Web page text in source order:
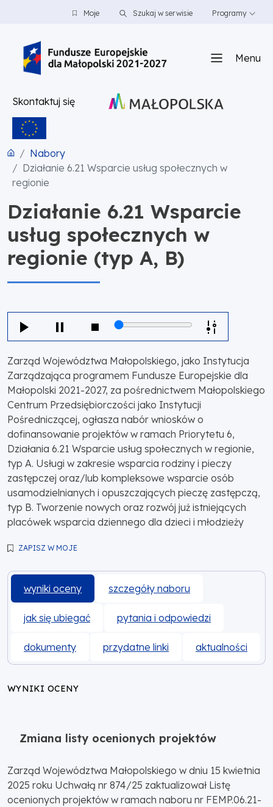
PRZEJDŹ DO TREŚCI
PRZEJDŹ DO MENUMoje Szukaj w serwisie Programy
Menu
Skontaktuj się
Nabory
Działanie 6.21 Wsparcie usług społecznych w
regionie
Działanie 6.21 Wsparcie
usług społecznych w
regionie (typ A, B)
Zarząd Województwa Małopolskiego, jako Instytucja
Zarządzająca programem Fundusze Europejskie dla
Małopolski 2021-2027, za pośrednictwem Małopolskiego
Centrum Przedsiębiorczości jako Instytucji
Pośredniczącej, ogłasza nabór wniosków o
dofinansowanie projektów w ramach Priorytetu 6,
Działania 6.21 Wsparcie usług społecznych w regionie,
typ A. Usługi w zakresie wsparcia rodziny i pieczy
zastępczej oraz/lub kompleksowe wsparcie osób
usamodzielnianych i opuszczających pieczę zastępczą,
typ B. Tworzenie nowych oraz rozwój już istniejących
placówek wsparcia dziennego dla dzieci i młodzieży
ZAPISZ W MOJE
wyniki oceny szczegóły naboru
jak się ubiegać pytania i odpowiedzi
dokumenty przydatne linki aktualności
WYNIKI OCENY
Zmiana listy ocenionych projektów
Zarząd Województwa Małopolskiego w dniu 15 kwietnia
2025 roku Uchwałą nr 874/25 zaktualizował Listę
ocenionych projektów w ramach naboru nr FEMP.06.21-